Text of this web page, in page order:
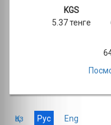
KGS
5.37 тенге
Қаз Рус Eng